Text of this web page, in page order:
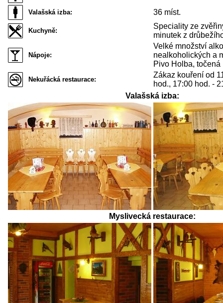
Valašská izba: 36 míst.
Kuchyně:
Speciality ze
minutek z
Nápoje:
Velké množství
nealkoholických a
Pivo Holba, točená
Nekuřácká restaurace:
Zákaz kouření od
hod., 17:00 hod. -
Valašská izba:
Myslivecká restaurace: